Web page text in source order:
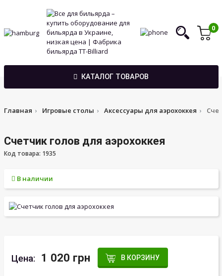
0
КАТАЛОГ ТОВАРОВ
Главная Игровые столы Аксессуары для аэрохоккея
Счетчик голов для аэрохоккея
Код товара: 1935
В наличии
Цена: 1 020 грн В КОРЗИНУ